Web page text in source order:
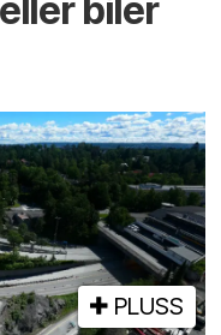
biler
PLUSS